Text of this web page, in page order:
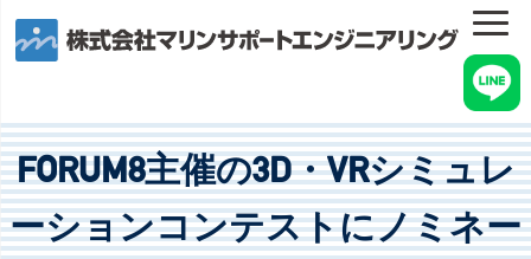
FORUM8主催の3D・VRシミュレ
ーションコンテストにノミネー